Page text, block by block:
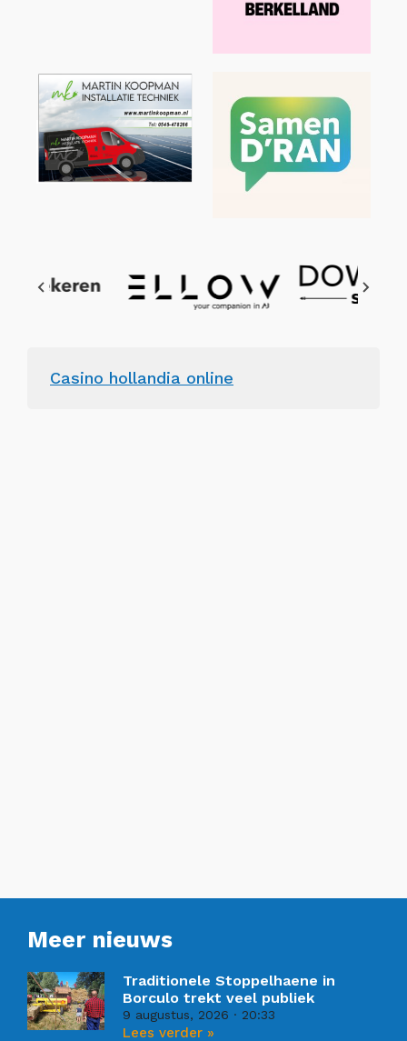
Casino hollandia online
Meer nieuws
Traditionele Stoppelhaene in
Borculo trekt veel publiek
9 augustus, 2026 20:33
Lees verder »